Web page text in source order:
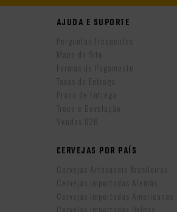
AJUDA E SUPORTE
Perguntas Frequentes
Mapa do Site
Formas de Pagamento
Taxas de Entrega
Prazo de Entrega
Troca e Devolução
Vendas B2B
CERVEJAS POR PAÍS
Cervejas Artesanais Brasileiras
Cervejas Importadas Alemãs
Cervejas Importadas Americanas
Cervejas Importadas Belgas